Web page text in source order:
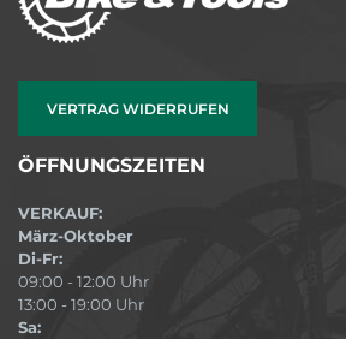
VERTRAG WIDERRUFEN
ÖFFNUNGSZEITEN
VERKAUF:
März-Oktober
Di-Fr:
09:00 - 12:00 Uhr
13:00 - 19:00 Uhr
Sa: